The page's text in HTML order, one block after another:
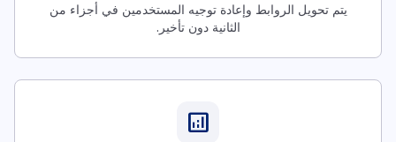
يتم تحويل الروابط وإعادة توجيه المستخدمين في أجزاء من
الثانية دون تأخير.
analytics